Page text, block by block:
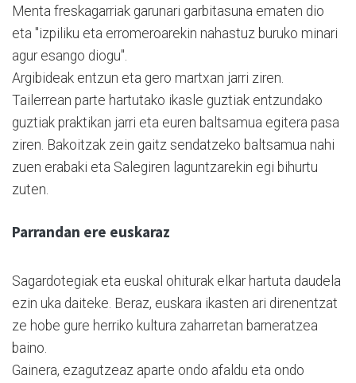
Menta freskagarriak garunari garbitasuna ematen dio
eta "izpiliku eta erromeroarekin nahastuz buruko minari
agur esango diogu".
Argibideak entzun eta gero martxan jarri ziren.
Tailerrean parte hartutako ikasle guztiak entzundako
guztiak praktikan jarri eta euren baltsamua egitera pasa
ziren. Bakoitzak zein gaitz sendatzeko baltsamua nahi
zuen erabaki eta Salegiren laguntzarekin egi bihurtu
zuten.
Parrandan ere euskaraz
Sagardotegiak eta euskal ohiturak elkar hartuta daudela
ezin uka daiteke. Beraz, euskara ikasten ari direnentzat
ze hobe gure herriko kultura zaharretan barneratzea
baino.
Gainera, ezagutzeaz aparte ondo afaldu eta ondo